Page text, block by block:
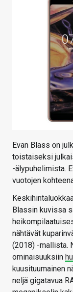
VAIHDA TEEMA
Evan Blass on
toistaiseksi
-älypuhelimista.
vuotojen
Blassin kuvissa
nähtävät
(2018) -mallista.
ominaisuuksiin
kuusituumainen
neljä gigatavua